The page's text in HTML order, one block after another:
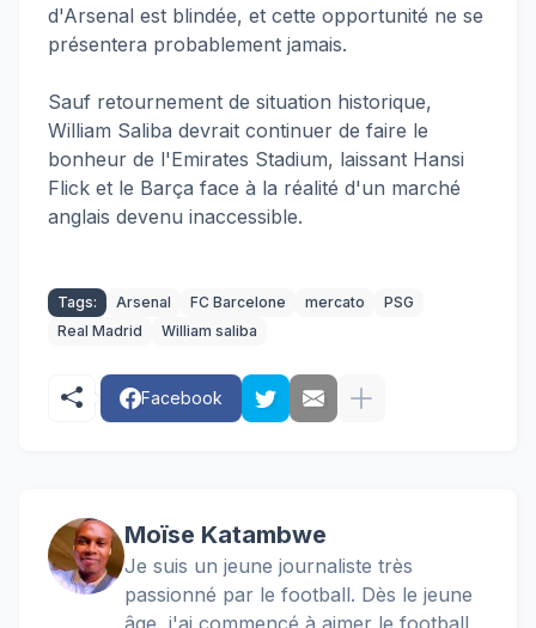
d'Arsenal est blindée, et cette opportunité ne se
présentera probablement jamais.
Sauf retournement de situation historique,
William Saliba devrait continuer de faire le
bonheur de l'Emirates Stadium, laissant Hansi
Flick et le Barça face à la réalité d'un marché
anglais devenu inaccessible.
Tags: Arsenal FC Barcelone mercato
PSG
Real Madrid
William saliba
Facebook
Moïse Katambwe
Je suis un jeune journaliste très
passionné par le football. Dès le jeune